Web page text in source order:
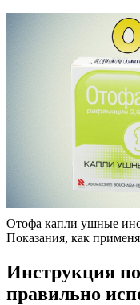
Отофа капли ушные
Показания, как
Инструкция
правильно